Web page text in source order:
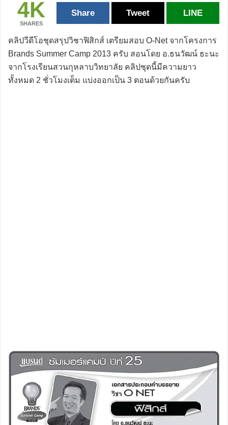
4K
SHARES
Share Tweet LINE
คลิปวีดีโอชุดสรุปวิชาฟิสิกส์ เตรียมสอบ O-Net จากโครงการ
Brands Summer Camp 2013 ครับ สอนโดย อ.ธนวัฒน์ ธะนะ
จากโรงเรียนสวนกุหลาบวิทยาลัย คลิปชุดนี้มีความยาว
ทั้งหมด 2 ชั่วโมงเต็ม แบ่งออกเป็น 3 ตอนด้วยกันครับ